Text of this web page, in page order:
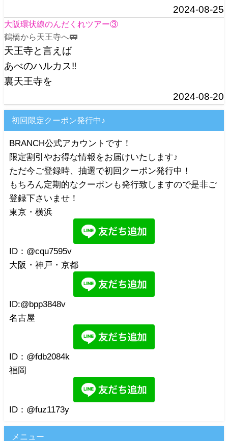
2024-08-25
大阪環状線のんだくれツアー③
鶴橋から天王寺へ🚃
天王寺と言えば
あべのハルカス‼️
裏天王寺を
2024-08-20
初回限定クーポン発行中♪
BRANCH公式アカウントです！
限定割引やお得な情報をお届けいたします♪
ただ今ご登録時、抽選で初回クーポン発行中！
もちろん定期的なクーポンも発行致しますので是非ご
登録下さいませ！
東京・横浜
ID：@cqu7595v
大阪・神戸・京都
ID:@bpp3848v
名古屋
ID：@fdb2084k
福岡
ID：@fuz1173y
メニュー